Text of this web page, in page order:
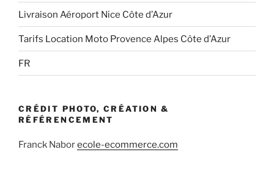
Livraison Aéroport Nice Côte d’Azur
Tarifs Location Moto Provence Alpes Côte d’Azur
FR
CRÉDIT PHOTO, CRÉATION &
RÉFÉRENCEMENT
Franck Naborecole-ecommerce.com